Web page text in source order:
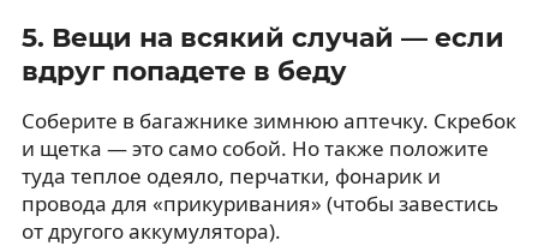
5. Вещи на всякий случай — если
вдруг попадете в беду
Соберите в багажнике зимнюю аптечку. Скребок
и щетка — это само собой. Но также положите
туда теплое одеяло, перчатки, фонарик и
провода для «прикуривания» (чтобы завестись
от другого аккумулятора).